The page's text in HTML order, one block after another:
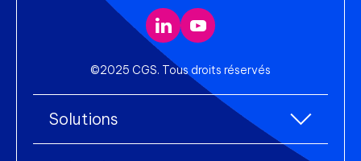
©2025 CGS. Tous droits réservés
Solutions